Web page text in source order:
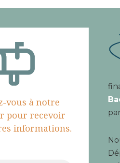
vous à notre
pour recevoir
informations.